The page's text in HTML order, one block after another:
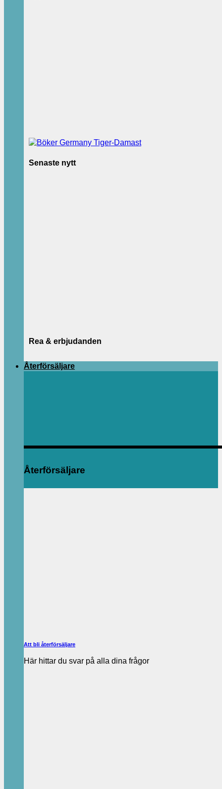
Senaste nytt
Rea & erbjudanden
Återförsäljare
Återförsäljare
Att bli återförsäljare
Här hittar du svar på alla dina frågor